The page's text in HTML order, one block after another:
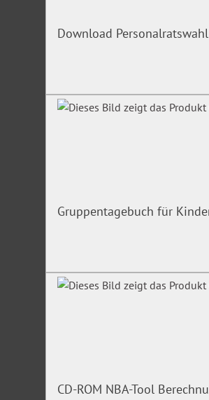
Download
Gruppentagebuch für
CD-ROM NBA-Tool